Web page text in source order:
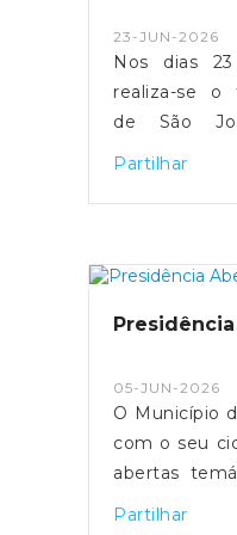
Associação " A
23-JUN-2026
Nos dias
realiza-se o
de São
Neves22h00
BaileDia
Humberto
Baile
Partilhar
05-JUN-2026
O Município
com o seu
abertas
em Porto
Partilhar